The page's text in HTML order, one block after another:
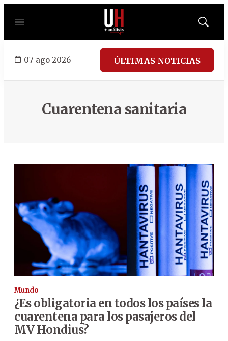
Menú
Mostrar
07 ago 2026 ÚLTIMAS NOTICIAS
Cuarentena sanitaria
Mundo
¿Es obligatoria en todos los países la
cuarentena para los pasajeros del
MV Hondius?